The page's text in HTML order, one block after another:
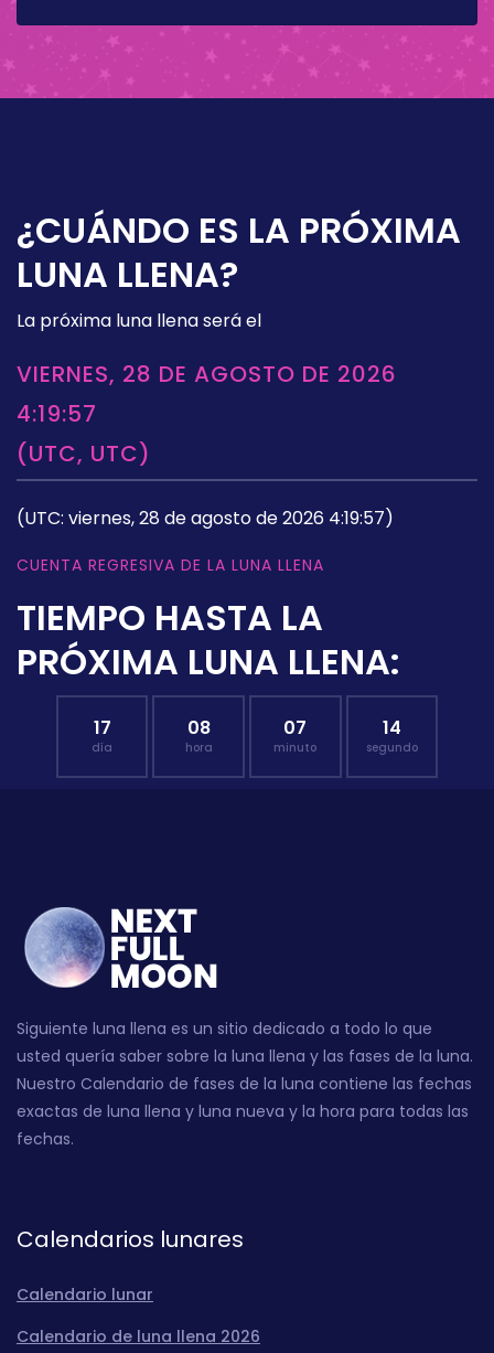
¿CUÁNDO ES LA PRÓXIMA
LUNA LLENA?
La próxima luna llena será el
VIERNES, 28 DE AGOSTO DE 2026
4:19:57
(UTC, UTC)
(UTC: viernes, 28 de agosto de 2026 4:19:57)
CUENTA REGRESIVA DE LA LUNA LLENA
TIEMPO HASTA LA
PRÓXIMA LUNA LLENA:
17
día
08
hora
07
minuto
13
segundo
Siguiente luna llena es un sitio dedicado a todo lo que
usted quería saber sobre la luna llena y las fases de la luna.
Nuestro Calendario de fases de la luna contiene las fechas
exactas de luna llena y luna nueva y la hora para todas las
fechas.
Calendarios lunares
Calendario lunar
Calendario de luna llena 2026